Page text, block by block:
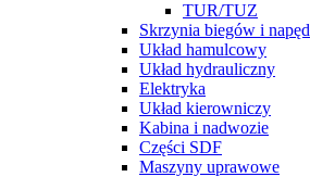
TUR/TUZ
Skrzynia biegów i napęd
Układ hamulcowy
Układ hydrauliczny
Elektryka
Układ kierowniczy
Kabina i nadwozie
Części SDF
Maszyny uprawowe